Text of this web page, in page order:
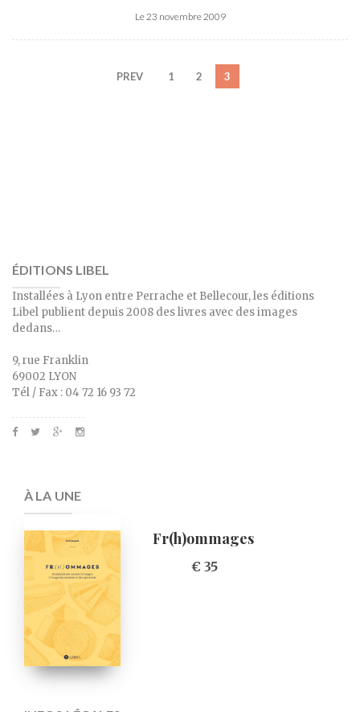
Le 23 novembre 2009
PREV 1 2 3
ÉDITIONS LIBEL
Installées à Lyon entre Perrache et Bellecour, les éditions
Libel publient depuis 2008 des livres avec des images
dedans…
9, rue Franklin
69002 LYON
Tél / Fax : 04 72 16 93 72
À LA UNE
Fr(h)ommages
€ 35